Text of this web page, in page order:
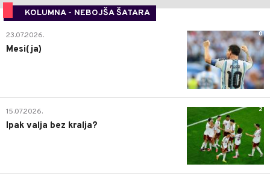
KOLUMNA - NEBOJŠA ŠATARA
0
23.07.2026.
Mesi(ja)
2
15.07.2026.
Ipak valja bez kralja?